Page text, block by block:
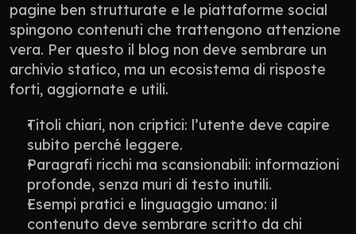
pagine ben strutturate e le piattaforme social
spingono contenuti che trattengono attenzione
vera. Per questo il blog non deve sembrare un
archivio statico, ma un ecosistema di risposte
forti, aggiornate e utili.
Titoli chiari, non criptici: l’utente deve capire
subito perché leggere.
Paragrafi ricchi ma scansionabili: informazioni
profonde, senza muri di testo inutili.
Esempi pratici e linguaggio umano: il
contenuto deve sembrare scritto da chi